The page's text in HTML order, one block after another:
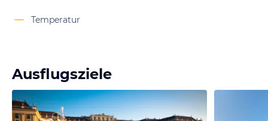
Temperatur
Ausflugsziele